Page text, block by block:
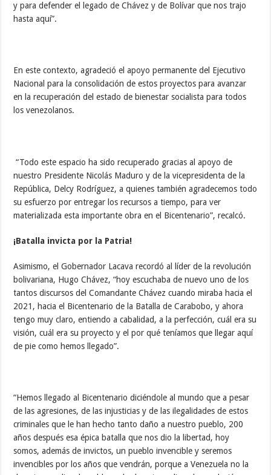
y para defender el legado de Chávez y de Bolívar que nos trajo
hasta aquí”.
En este contexto, agradeció el apoyo permanente del Ejecutivo
Nacional para la consolidación de estos proyectos para avanzar
en la recuperación del estado de bienestar socialista para todos
los venezolanos.
“Todo este espacio ha sido recuperado gracias al apoyo de
nuestro Presidente Nicolás Maduro y de la vicepresidenta de la
República, Delcy Rodríguez, a quienes también agradecemos todo
su esfuerzo por entregar los recursos a tiempo, para ver
materializada esta importante obra en el Bicentenario”, recalcó.
¡Batalla invicta por la Patria!
Asimismo, el Gobernador Lacava recordó al líder de la revolución
bolivariana, Hugo Chávez, “hoy escuchaba de nuevo uno de los
tantos discursos del Comandante Chávez cuando miraba hacia el
2021, hacia el Bicentenario de la Batalla de Carabobo, y ahora
tengo muy claro, entiendo a cabalidad, a la perfección, cuál era su
visión, cuál era su proyecto y el por qué teníamos que llegar aquí
de pie como hemos llegado”.
“Hemos llegado al Bicentenario diciéndole al mundo que a pesar
de las agresiones, de las injusticias y de las ilegalidades de estos
criminales que le han hecho tanto daño a nuestro pueblo, 200
años después esa épica batalla que nos dio la libertad, hoy
somos, además de invictos, un pueblo invencible y seremos
invencibles por los años que vendrán, porque a Venezuela no la